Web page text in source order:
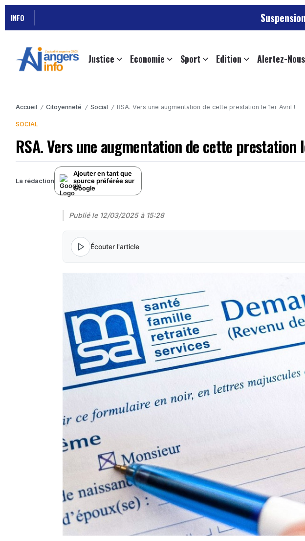
INFO Suspension annulée
Justice Economie Sport Edition Alertez-
Accueil / Citoyenneté / Social / RSA. Vers une augmentation de cette prestation le 1er Avril !
SOCIAL
RSA. Vers une augmentation de cette prestation
La rédaction
Ajouter en tant que
source préférée sur
Google
Publié le 12/03/2025 à 15:28
Écouter l'article